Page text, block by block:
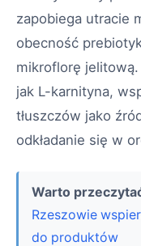
zapobiega utracie
obecność
mikroflorę
jak L-karnityna,
tłuszczów jako
odkładanie się w
Warto
Rzeszowie
do produktów